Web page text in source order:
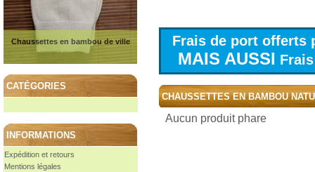
Chaussettes en bambou de ville
CATÉGORIES
INFORMATIONS
Expédition et retours
Mentions légales
Frais de port offerts
MAIS AUSSI
CHAUSSETTES EN BAMBOU
Aucun produit phare